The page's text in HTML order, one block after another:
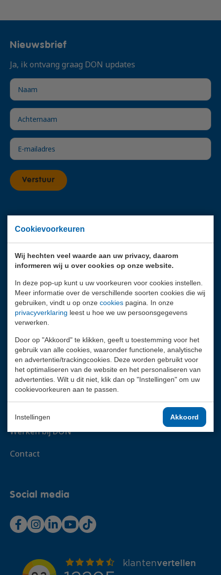
Cookievoorkeuren
Wij hechten veel waarde aan uw privacy, daarom
informeren wij u over cookies op onze website.
In deze pop-up kunt u uw voorkeuren voor cookies instellen.
Meer informatie over de verschillende soorten cookies die wij
gebruiken, vindt u op onze cookies pagina. In onze
privacyverklaring leest u hoe we uw persoonsgegevens
verwerken.
Door op "Akkoord" te klikken, geeft u toestemming voor het
gebruik van alle cookies, waaronder functionele, analytische
en advertentie/trackingcookies. Deze worden gebruikt voor
het optimaliseren van de website en het personaliseren van
advertenties. Wilt u dit niet, klik dan op "Instellingen" om uw
cookievoorkeuren aan te passen.
Instellingen Akkoord
Nieuwsbrief
Ja, ik ontvang graag DON updates
Verstuur
Opleidingen
Rijopleidingen
Veiligheidstrainingen
Managementtrainingen
Over DON
Over ons
Werken bij DON
Contact
Social media